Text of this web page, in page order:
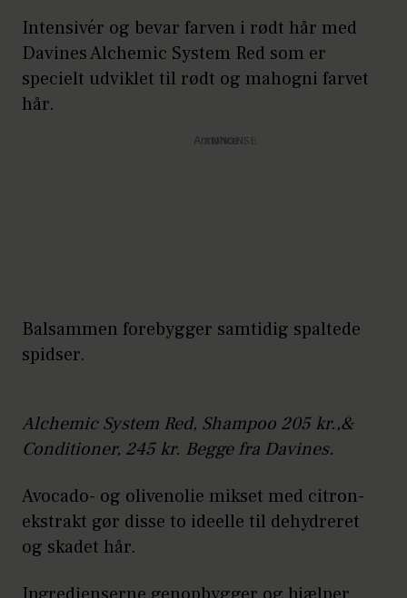
Intensivér og bevar farven i rødt hår med
Davines Alchemic System Red som er
specielt udviklet til rødt og mahogni farvet
hår.
Annonce
Balsammen forebygger samtidig spaltede
spidser.
Alchemic System Red, Shampoo 205 kr.,&
Conditioner, 245 kr. Begge fra Davines.
Avocado- og olivenolie mikset med citron-
ekstrakt gør disse to ideelle til dehydreret
og skadet hår.